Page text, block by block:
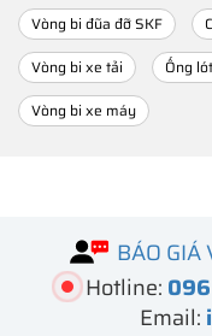
Vòng bi đũa đỡ SKF
Vòng bi xe tải
Ống
Vòng bi xe máy
BÁO GIÁ
Hotline:
Email: